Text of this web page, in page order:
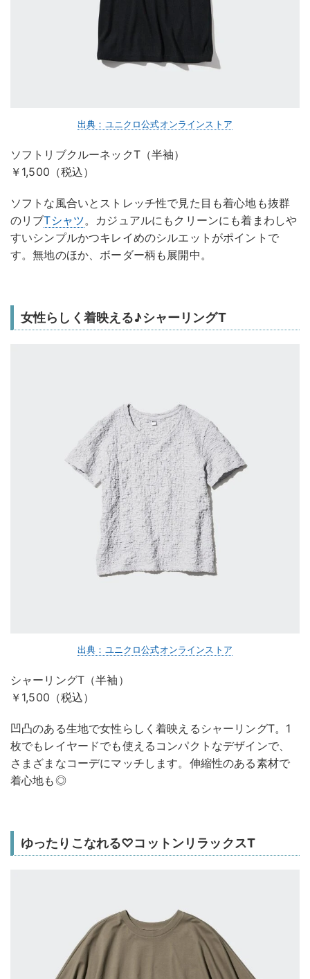
出典：ユニクロ公式オンラインストア
ソフトリブクルーネックT（半袖）
￥1,500（税込）
ソフトな風合いとストレッチ性で見た目も着心地も抜群
のリブTシャツ。カジュアルにもクリーンにも着まわしや
すいシンプルかつキレイめのシルエットがポイントで
す。無地のほか、ボーダー柄も展開中。
女性らしく着映える♪シャーリングT
出典：ユニクロ公式オンラインストア
シャーリングT（半袖）
￥1,500（税込）
凹凸のある生地で女性らしく着映えるシャーリングT。1
枚でもレイヤードでも使えるコンパクトなデザインで、
さまざまなコーデにマッチします。伸縮性のある素材で
着心地も◎
ゆったりこなれる♡コットンリラックスT